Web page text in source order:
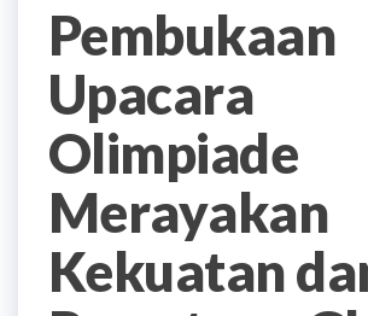
Pembukaan
Upacara
Olimpiade
Merayakan
Kekuatan